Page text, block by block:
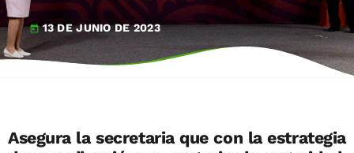
today 13 DE JUNIO DE 2023
Asegura la secretaria que con la estrategia